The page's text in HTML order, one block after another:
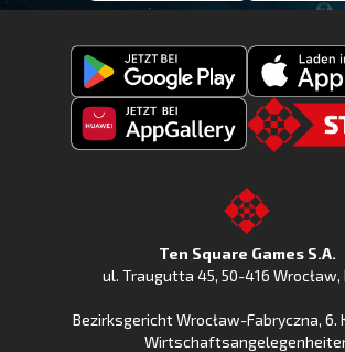
Fishing
Clash
Laden
Fishing
im
Apple
Store
Huawei
Gallery
to
the
Ten Square Games S.A.
ul. Traugutta 45, 50-416 Wrocław,
Bezirksgericht Wrocław-Fabryczna, 6.